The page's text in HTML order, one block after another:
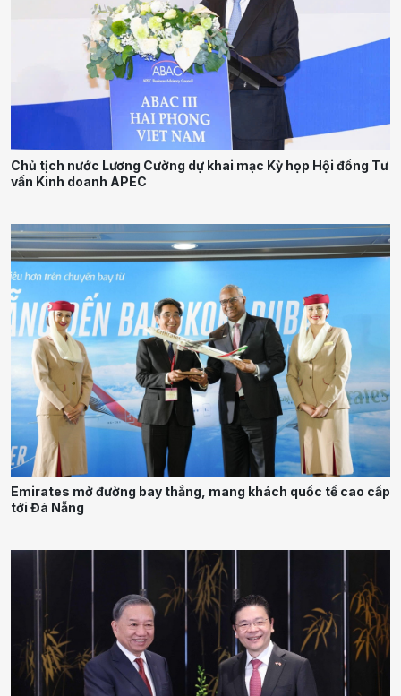
Chủ tịch nước Lương Cường dự khai mạc Kỳ họp Hội đồng Tư
vấn Kinh doanh APEC
Emirates mở đường bay thẳng, mang khách quốc tế cao cấp
tới Đà Nẵng